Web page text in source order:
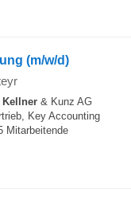
(m/w/d)
Kellner & Kunz AG
Key Accounting
Mitarbeitende